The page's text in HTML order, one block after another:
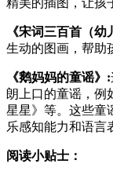
《宋词三百首（幼
生动的图画，帮助
《鹅妈妈的童谣》:
朗上口的童谣，例
星星》等。这些童
乐感知能力和语言
阅读小贴士：